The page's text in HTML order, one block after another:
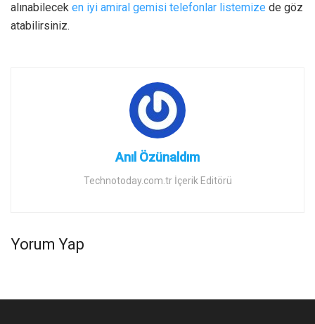
alınabilecek en iyi amiral gemisi telefonlar listemize de göz
atabilirsiniz.
Anıl Özünaldım
Technotoday.com.tr İçerik Editörü
Yorum Yap